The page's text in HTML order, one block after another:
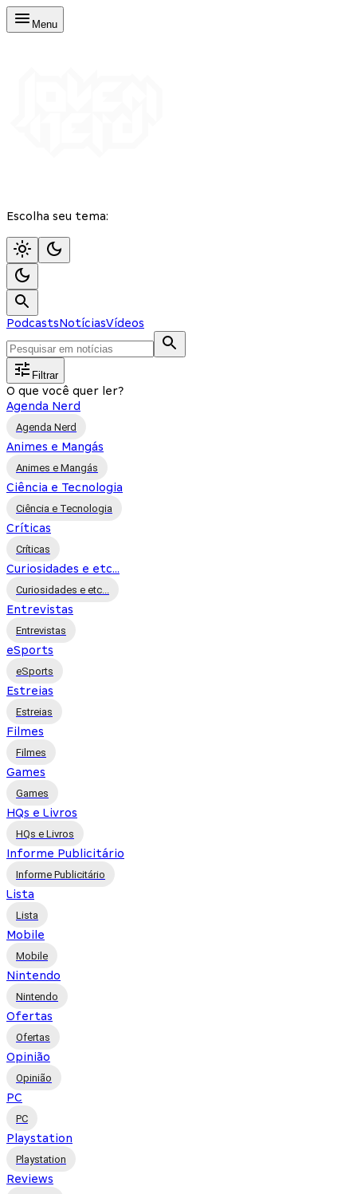
Menu
Escolha seu tema:
PodcastsNotíciasVídeos
Filtrar
O que você quer ler?
Agenda Nerd
Agenda Nerd
Animes e Mangás
Animes e Mangás
Ciência e Tecnologia
Ciência e Tecnologia
Críticas
Críticas
Curiosidades e etc...
Curiosidades e etc...
Entrevistas
Entrevistas
eSports
eSports
Estreias
Estreias
Filmes
Filmes
Games
Games
HQs e Livros
HQs e Livros
Informe Publicitário
Informe Publicitário
Lista
Lista
Mobile
Mobile
Nintendo
Nintendo
Ofertas
Ofertas
Opinião
Opinião
PC
PC
Playstation
Playstation
Reviews